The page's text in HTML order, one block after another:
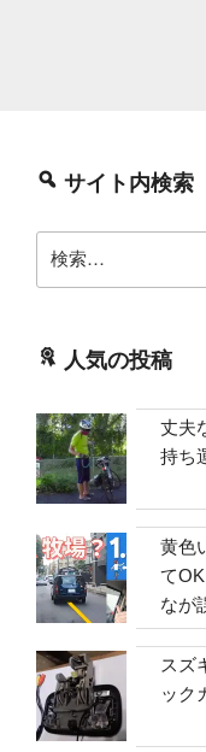
サイト内検索
索:
人気の投稿
丈夫
持ち
黄色
て
なが
スズ
ック